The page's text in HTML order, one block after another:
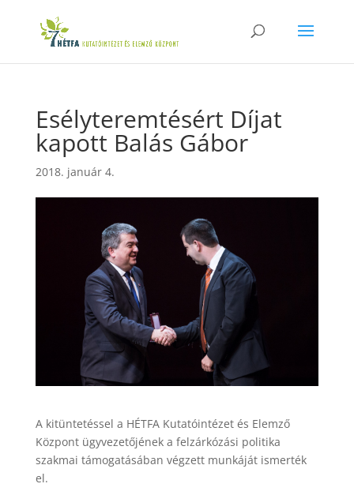
Esélyteremtésért Díjat
kapott Balás Gábor
2018. január 4.
A kitüntetéssel a HÉTFA Kutatóintézet és Elemző
Központ ügyvezetőjének a felzárkózási politika
szakmai támogatásában végzett munkáját ismerték
el.